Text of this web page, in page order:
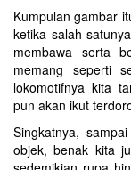
Kumpulan gambar
ketika salah-
membawa serta
memang seperti
lokomotifnya kita
pun akan ikut
Singkatnya,
objek, benak kita